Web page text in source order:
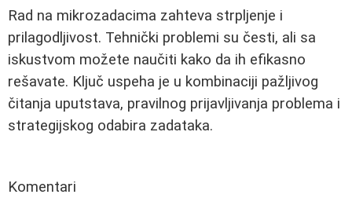
Rad na mikrozadacima zahteva strpljenje i
prilagodljivost. Tehnički problemi su česti, ali sa
iskustvom možete naučiti kako da ih efikasno
rešavate. Ključ uspeha je u kombinaciji pažljivog
čitanja uputstava, pravilnog prijavljivanja problema i
strategijskog odabira zadataka.
Komentari